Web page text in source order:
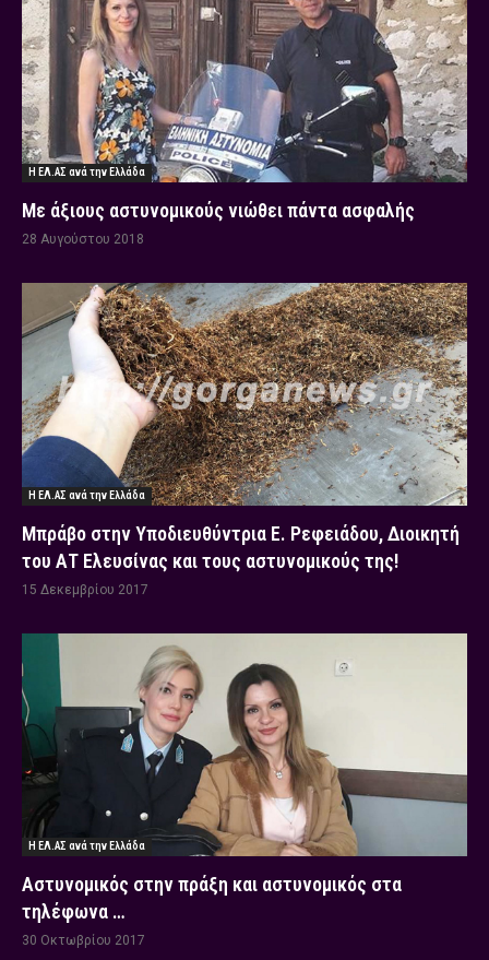
Η ΕΛ.ΑΣ ανά την Ελλάδα
Με άξιους αστυνομικούς νιώθει πάντα ασφαλής
28 Αυγούστου 2018
Η ΕΛ.ΑΣ ανά την Ελλάδα
Μπράβο στην Υποδιευθύντρια Ε. Ρεφειάδου, Διοικητή
του ΑΤ Ελευσίνας και τους αστυνομικούς της!
15 Δεκεμβρίου 2017
Η ΕΛ.ΑΣ ανά την Ελλάδα
Αστυνομικός στην πράξη και αστυνομικός στα
τηλέφωνα …
30 Οκτωβρίου 2017